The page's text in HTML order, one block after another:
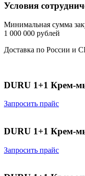
Условия
Минимальная сумма
1 000 000 рублей
Доставка по России и
DURU 1+1 Крем-
Запросить прайс
DURU 1+1 Крем-
Запросить прайс